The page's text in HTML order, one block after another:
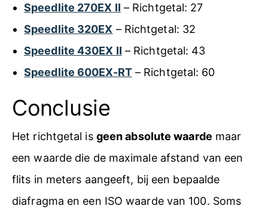
Speedlite 270EX II – Richtgetal: 27
Speedlite 320EX – Richtgetal: 32
Speedlite 430EX II – Richtgetal: 43
Speedlite 600EX-RT– Richtgetal: 60
Conclusie
Het richtgetal is geen absolute waarde maar
een waarde die de maximale afstand van een
flits in meters aangeeft, bij een bepaalde
diafragma en een ISO waarde van 100. Soms